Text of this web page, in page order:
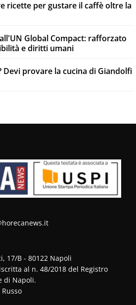
ricette per gustare il caffè oltre la
Global Compact: rafforzato
e diritti umani
Devi provare la cucina di Giandolfi
17/B - 80122 Napoli
al n. 48/2018 del Registro
di Napoli.